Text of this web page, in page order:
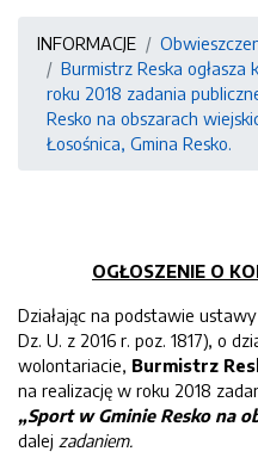
INFORMACJE
Burmistrz Reska
roku 2018 zadania
Resko na obszarach
Łosośnica, Gmina Resko.
OGŁOSZENIE O
Działając na podstawie
Dz. U. z 2016 r. poz. 1817), o
wolontariacie, Burmistrz
na realizację w roku 2018
„Sport w Gminie Resko na
dalej zadaniem.